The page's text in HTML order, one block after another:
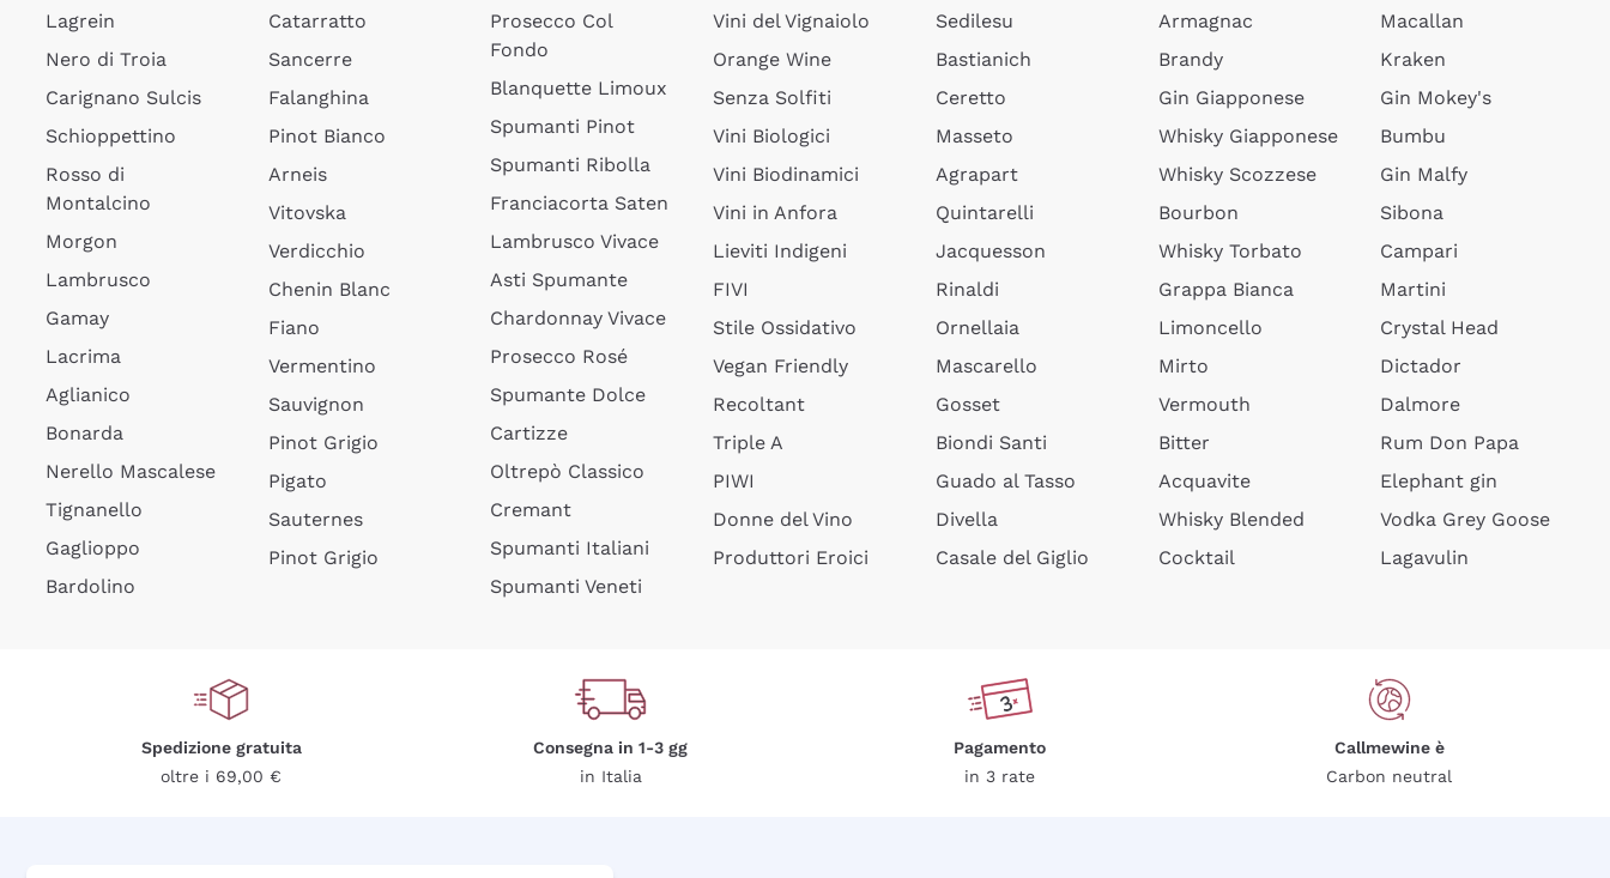
Lagrein
Nero di Troia
Carignano Sulcis
Schioppettino
Rosso di
Montalcino
Morgon
Lambrusco
Gamay
Lacrima
Aglianico
Bonarda
Nerello Mascalese
Tignanello
Gaglioppo
Bardolino
Catarratto
Sancerre
Falanghina
Pinot Bianco
Arneis
Vitovska
Verdicchio
Chenin Blanc
Fiano
Vermentino
Sauvignon
Pinot Grigio
Pigato
Sauternes
Pinot Grigio
Prosecco Col
Fondo
Blanquette Limoux
Spumanti Pinot
Spumanti Ribolla
Franciacorta Saten
Lambrusco Vivace
Asti Spumante
Chardonnay Vivace
Prosecco Rosé
Spumante Dolce
Cartizze
Oltrepò Classico
Cremant
Spumanti Italiani
Spumanti Veneti
Vini del Vignaiolo
Orange Wine
Senza Solfiti
Vini Biologici
Vini Biodinamici
Vini in Anfora
Lieviti Indigeni
FIVI
Stile Ossidativo
Vegan Friendly
Recoltant
Triple A
PIWI
Donne del Vino
Produttori Eroici
Sedilesu
Bastianich
Ceretto
Masseto
Agrapart
Quintarelli
Jacquesson
Rinaldi
Ornellaia
Mascarello
Gosset
Biondi Santi
Guado al Tasso
Divella
Casale del Giglio
Armagnac
Brandy
Gin Giapponese
Whisky Giapponese
Whisky Scozzese
Bourbon
Whisky Torbato
Grappa Bianca
Limoncello
Mirto
Vermouth
Bitter
Acquavite
Whisky Blended
Cocktail
Macallan
Kraken
Gin Mokey's
Bumbu
Gin Malfy
Sibona
Campari
Martini
Crystal Head
Dictador
Dalmore
Rum Don Papa
Elephant gin
Vodka Grey Goose
Lagavulin
Spedizione gratuita
oltre i 69,00 €
Consegna in 1-3 gg
in Italia
Pagamento
in 3 rate
Callmewine è
Carbon neutral